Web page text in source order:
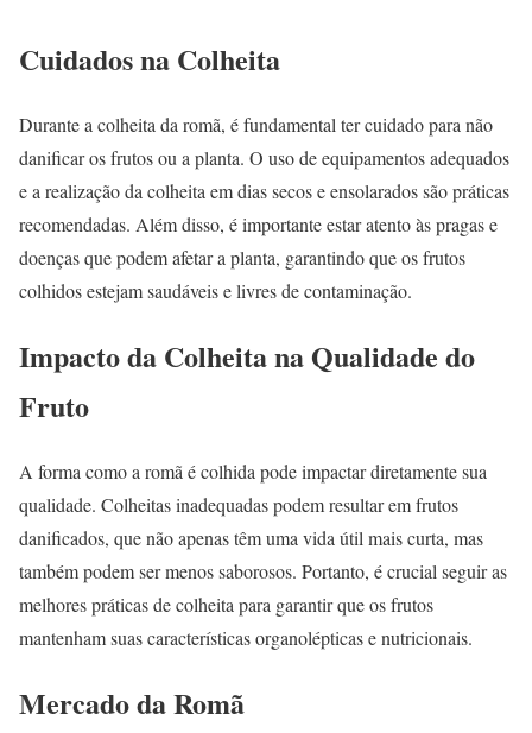
Cuidados na Colheita
Durante a colheita da romã, é fundamental ter cuidado para não
danificar os frutos ou a planta. O uso de equipamentos adequados
e a realização da colheita em dias secos e ensolarados são práticas
recomendadas. Além disso, é importante estar atento às pragas e
doenças que podem afetar a planta, garantindo que os frutos
colhidos estejam saudáveis e livres de contaminação.
Impacto da Colheita na Qualidade do
Fruto
A forma como a romã é colhida pode impactar diretamente sua
qualidade. Colheitas inadequadas podem resultar em frutos
danificados, que não apenas têm uma vida útil mais curta, mas
também podem ser menos saborosos. Portanto, é crucial seguir as
melhores práticas de colheita para garantir que os frutos
mantenham suas características organolépticas e nutricionais.
Mercado da Romã